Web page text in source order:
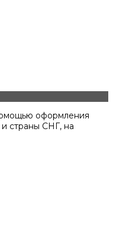
оформления
страны СНГ, на